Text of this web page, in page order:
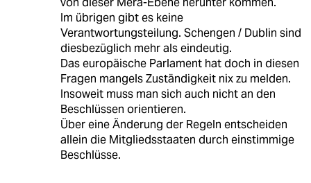
Im übrigen gibt es keine
Verantwortungsteilung. Schengen / Dublin sind
diesbezüglich mehr als eindeutig.
Das europäische Parlament hat doch in diesen
Fragen mangels Zuständigkeit nix zu melden.
Insoweit muss man sich auch nicht an den
Beschlüssen orientieren.
Über eine Änderung der Regeln entscheiden
allein die Mitgliedsstaaten durch einstimmige
Beschlüsse.